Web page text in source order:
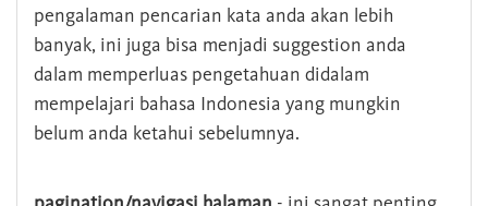
pengalaman pencarian kata anda akan lebih
banyak, ini juga bisa menjadi suggestion anda
dalam memperluas pengetahuan didalam
mempelajari bahasa Indonesia yang mungkin
belum anda ketahui sebelumnya.